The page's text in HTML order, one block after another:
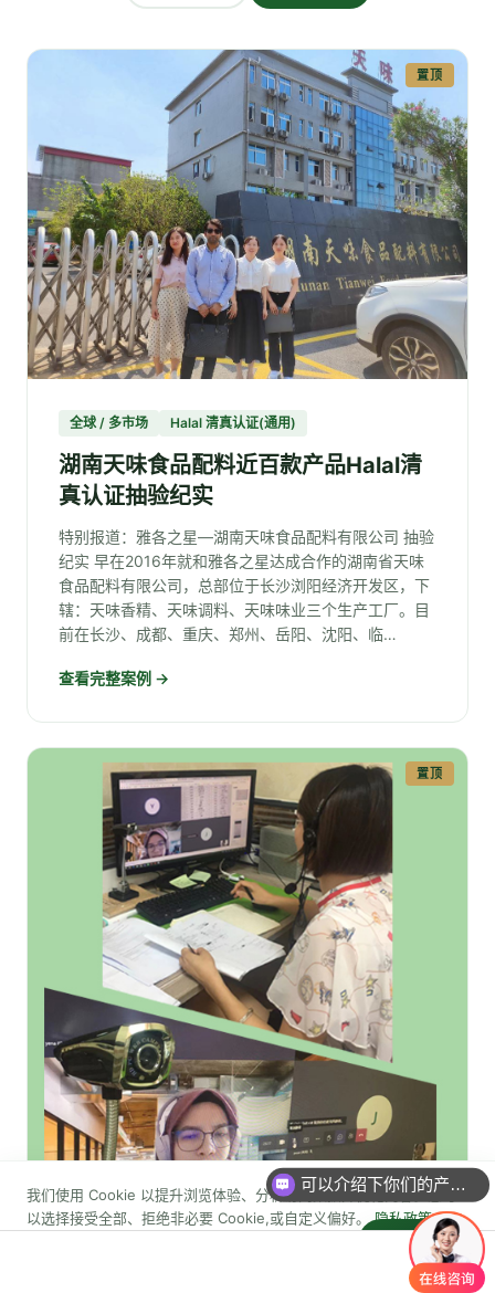
置顶
全球 / 多市场 Halal 清真认证(通用)
湖南天味食品配料近百款产品Halal清
真认证抽验纪实
特别报道：雅各之星—湖南天味食品配料有限公司 抽验
纪实 早在2016年就和雅各之星达成合作的湖南省天味
食品配料有限公司，总部位于长沙浏阳经济开发区，下
辖：天味香精、天味调料、天味味业三个生产工厂。目
前在长沙、成都、重庆、郑州、岳阳、沈阳、临…
查看完整案例 →
置顶
我们使用 Cookie 以提升浏览体验、分析访问数据并优化内容。您可
以选择接受全部、拒绝非必要 Cookie,或自定义偏好。 隐私政策
智能咨询
你们是怎么收费的呢？